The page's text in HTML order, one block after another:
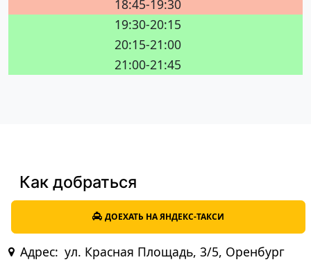
18:45-19:30
19:30-20:15
20:15-21:00
21:00-21:45
Как добраться
ДОЕХАТЬ НА ЯНДЕКС-ТАКСИ
Адрес: ул. Красная Площадь, 3/5, Оренбург